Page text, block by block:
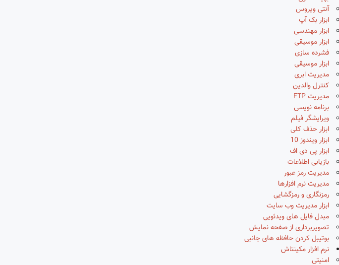
آنتی ویروس
ابزار بک آپ
ابزار مهندسی
ابزار موسیقی
فشرده سازی
ابزار موسیقی
مدیریت ابری
کنترل والدین
مدیریت FTP
برنامه نویسی
ویرایشگر فیلم
ابزار حذف کلی
ابزار ویندوز 10
ابزار پی دی اف
بازیابی اطلاعات
مدیریت رمز عبور
مدیریت نرم افزارها
رمزنگاری و رمزگشایی
ابزار مدیریت وب سایت
مبدل فایل های ویدئویی
تصویربرداری از صفحه نمایش
بوتیبل کردن حافظه های جانبی
نرم افزار مکینتاش
امنیتی